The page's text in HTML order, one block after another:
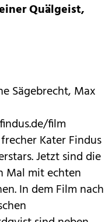
Quälgeist,
Sägebrecht, Max
film
Kater Findus
Jetzt sind die
Mal mit echten
In dem Film nach